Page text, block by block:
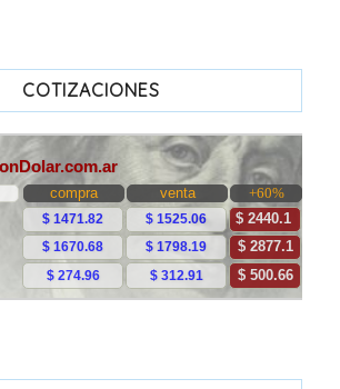
COTIZACIONES